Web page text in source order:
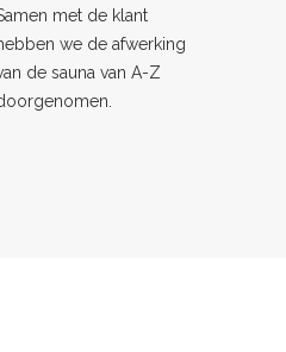
met de klant
we de afwerking
de sauna van A-Z